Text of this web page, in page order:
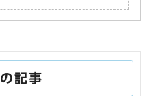
記事